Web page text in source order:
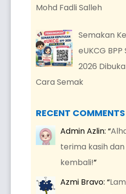
Mohd Fadli Salleh
Semakan
eUKCG BPP
2026
Cara Semak
RECENT COMMENTS
Admin Azlin: “
terima kasih
kembali!”
Azmi Bravo: “